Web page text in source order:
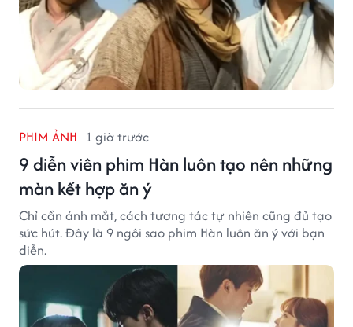
PHIM ẢNH 1 giờ trước
9 diễn viên phim Hàn luôn tạo nên những
màn kết hợp ăn ý
Chỉ cần ánh mắt, cách tương tác tự nhiên cũng đủ tạo
sức hút. Đây là 9 ngôi sao phim Hàn luôn ăn ý với bạn
diễn.